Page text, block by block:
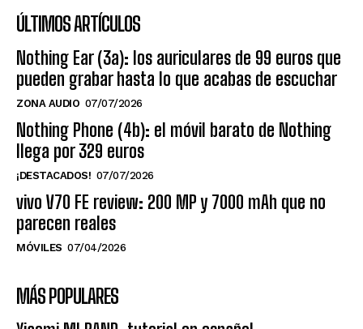
ÚLTIMOS ARTÍCULOS
Nothing Ear (3a): los auriculares de 99 euros que
pueden grabar hasta lo que acabas de escuchar
ZONA AUDIO 07/07/2026
Nothing Phone (4b): el móvil barato de Nothing
llega por 329 euros
¡DESTACADOS! 07/07/2026
vivo V70 FE review: 200 MP y 7000 mAh que no
parecen reales
MÓVILES 07/04/2026
MÁS POPULARES